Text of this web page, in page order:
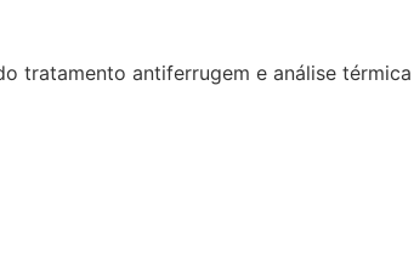
tratamento antiferrugem e análise